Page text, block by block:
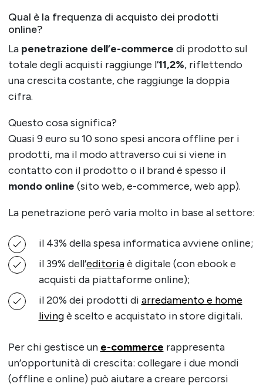
Qual è la frequenza di acquisto dei prodotti
online?
La penetrazione dell’e-commerce di prodotto sul
totale degli acquisti raggiunge l’11,2%, riflettendo
una crescita costante, che raggiunge la doppia
cifra.
Questo cosa significa?
Quasi 9 euro su 10 sono spesi ancora offline per i
prodotti, ma il modo attraverso cui si viene in
contatto con il prodotto o il brand è spesso il
mondo online (sito web, e-commerce, web app).
La penetrazione però varia molto in base al settore:
il 43% della spesa informatica avviene online;
il 39% dell’editoriaè digitale (con ebook e
acquisti da piattaforme online);
il 20% dei prodotti di arredamento e home
livingè scelto e acquistato in store digitali.
Per chi gestisce un e-commerce rappresenta
un’opportunità di crescita: collegare i due mondi
(offline e online) può aiutare a creare percorsi